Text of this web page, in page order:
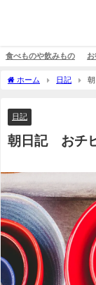
食べものや飲みもの
ホーム 日記
日記
朝日記 おチ